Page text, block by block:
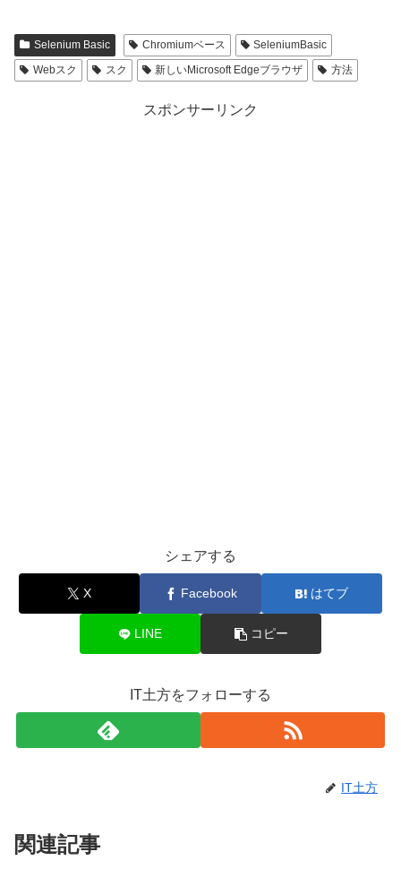
Selenium Basic Chromiumベース
SeleniumBasic
Webスク
スク 新しいMicrosoft Edgeブラウザ 方法
スポンサーリンク
シェアする
X Facebook はてブ
LINE コピー
IT土方をフォローする
IT土方
関連記事